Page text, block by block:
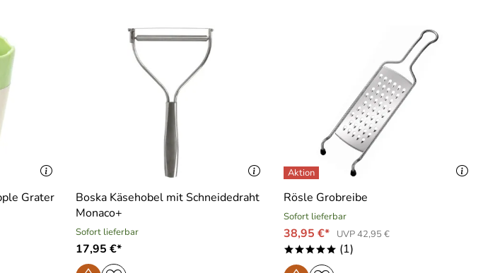
Grater
Boska Käsehobel mit Schneidedraht
Monaco+
Sofort lieferbar
17,95 €*
Rösle Grobreibe
Sofort lieferbar
38,95 €* UVP 42,95 €
***** (1)